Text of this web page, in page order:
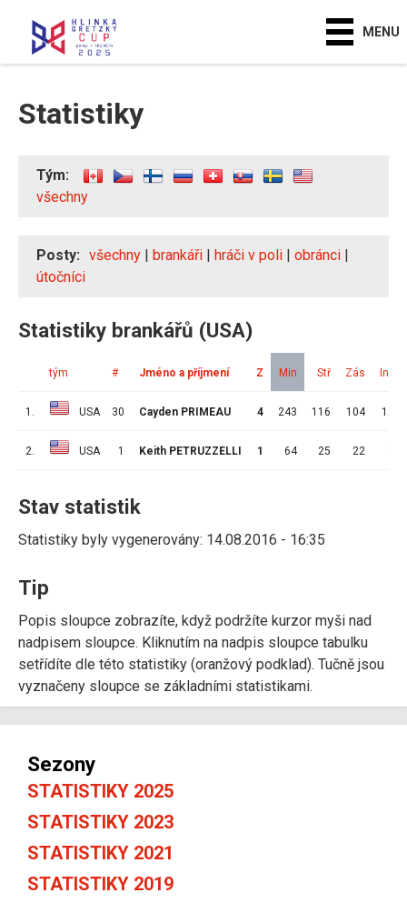
MENU
Statistiky
Tým:
všechny
Posty: všechny | brankáři | hráči v poli | obránci |
útočníci
Statistiky brankářů (USA)
tým # Jméno a příjmení Z Min Stř Zás Ink
1. USA 30 Cayden PRIMEAU 4 243 116 104 12
2. USA 1 Keith PETRUZZELLI 1 64 25 22
Stav statistik
Statistiky byly vygenerovány: 14.08.2016 - 16:35
Tip
Popis sloupce zobrazíte, když podržíte kurzor myši nad
nadpisem sloupce. Kliknutím na nadpis sloupce tabulku
setřídíte dle této statistiky (oranžový podklad). Tučně jsou
vyznačeny sloupce se základními statistikami.
Sezony
STATISTIKY 2025
STATISTIKY 2023
STATISTIKY 2021
STATISTIKY 2019